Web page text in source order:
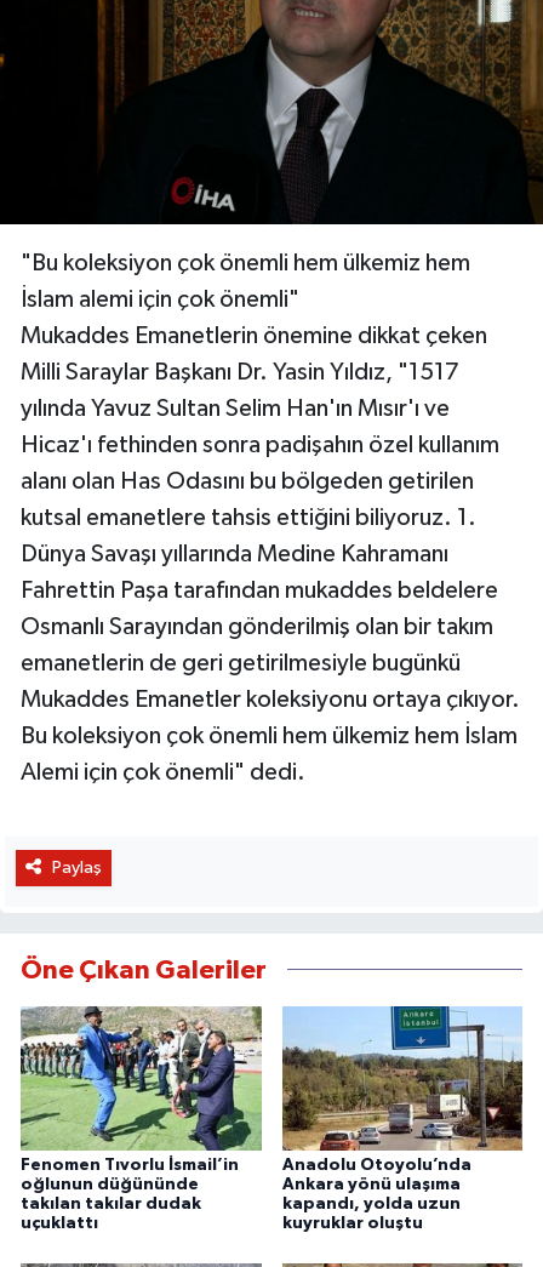
"Bu koleksiyon çok önemli hem ülkemiz hem
İslam alemi için çok önemli"
Mukaddes Emanetlerin önemine dikkat çeken
Milli Saraylar Başkanı Dr. Yasin Yıldız, "1517
yılında Yavuz Sultan Selim Han'ın Mısır'ı ve
Hicaz'ı fethinden sonra padişahın özel kullanım
alanı olan Has Odasını bu bölgeden getirilen
kutsal emanetlere tahsis ettiğini biliyoruz. 1.
Dünya Savaşı yıllarında Medine Kahramanı
Fahrettin Paşa tarafından mukaddes beldelere
Osmanlı Sarayından gönderilmiş olan bir takım
emanetlerin de geri getirilmesiyle bugünkü
Mukaddes Emanetler koleksiyonu ortaya çıkıyor.
Bu koleksiyon çok önemli hem ülkemiz hem İslam
Alemi için çok önemli" dedi.
Paylaş
Öne Çıkan Galeriler
Fenomen Tıvorlu İsmail’in
oğlunun düğününde
takılan takılar dudak
uçuklattı
Anadolu Otoyolu’nda
Ankara yönü ulaşıma
kapandı, yolda uzun
kuyruklar oluştu